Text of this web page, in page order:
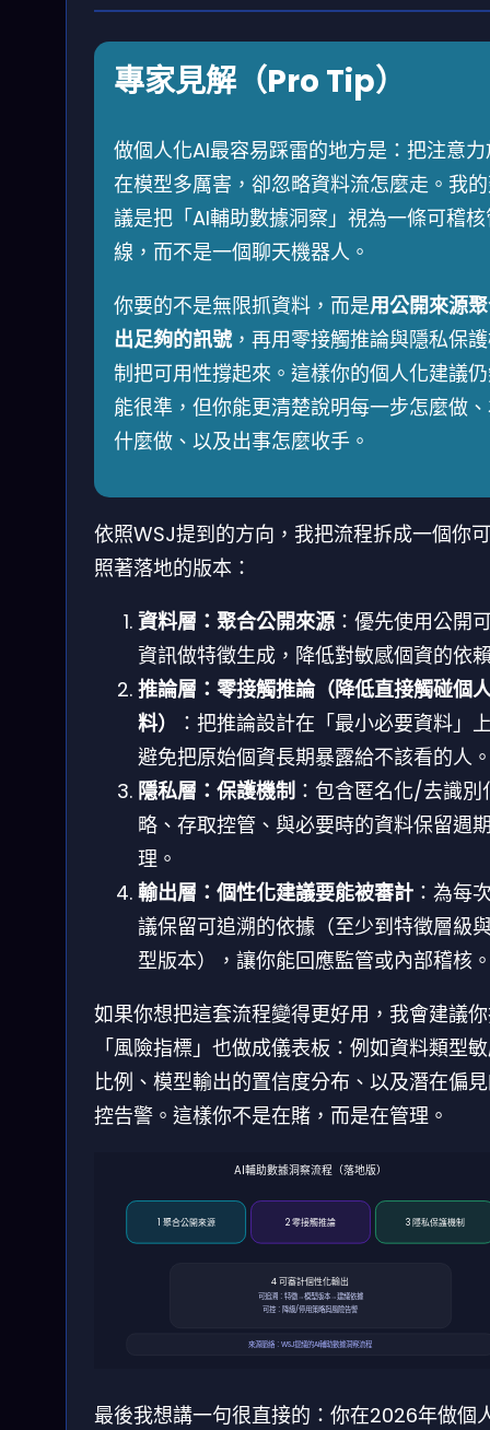
專家見解（Pro Tip）
做個人化AI最容易踩雷的地方是：把注意
在模型多厲害，卻忽略資料流怎麼走。我
議是把「AI輔助數據洞察」視為一條可稽
線，而不是一個聊天機器人。
你要的不是無限抓資料，而是用公開來源
出足夠的訊號，再用零接觸推論與隱私保
制把可用性撐起來。這樣你的個人化建議
能很準，但你能更清楚說明每一步怎麼做
什麼做、以及出事怎麼收手。
依照WSJ提到的方向，我把流程拆成一個你
照著落地的版本：
資料層：聚合公開來源 ：優先使用公開
資訊做特徵生成，降低對敏感個資的依
推論層：零接觸推論（降低直接觸碰個
料）
：把推論設計在「最小必要資料」
避免把原始個資長期暴露給不該看的人
隱私層：保護機制 ：包含匿名化/去識別
略、存取控管、與必要時的資料保留週
理。
輸出層：個性化建議要能被審計 ：為每
議保留可追溯的依據（至少到特徵層級
型版本），讓你能回應監管或內部稽核
如果你想把這套流程變得更好用，我會建議
「風險指標」也做成儀表板：例如資料類型
比例、模型輸出的置信度分布、以及潛在偏
控告警。這樣你不是在賭，而是在管理。
AI輔助數據洞察流程（落地版）
1 聚合公開來源 2 零接觸推論 3 隱私保護機制
4 可審計個性化輸出
可追溯：特徵→模型版本→建議依據
可控：降級/停用策略與風險告警
來源脈絡：WSJ提議的AI輔助數據洞察流程
最後我想講一句很直接的：你在2026年做個